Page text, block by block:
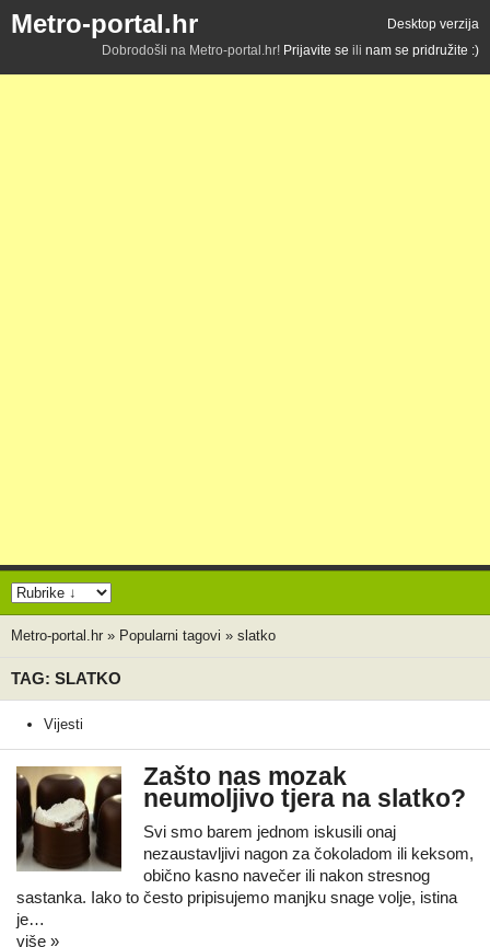
Metro-portal.hr
Desktop verzija
Dobrodošli na Metro-portal.hr! Prijavite se ili nam se pridružite :)
Metro-portal.hr » Popularni tagovi » slatko
TAG: SLATKO
Vijesti
Zašto nas mozak
neumoljivo tjera na slatko?
Svi smo barem jednom iskusili onaj
nezaustavljivi nagon za čokoladom ili keksom,
obično kasno navečer ili nakon stresnog
sastanka. Iako to često pripisujemo manjku snage volje, istina
je…
više »